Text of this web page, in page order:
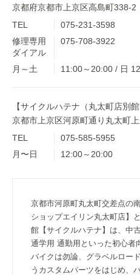
京都府京都市上京区高島町338-2
TEL
075-231-3598
修理専用
ダイアル
075-708-3922
月～土 11:00～20:00 / 日
【サイクルハテナ（丸太町店別館
京都市上京区河原町通り丸太町
TEL
075-585-5955
月〜日
12:00～20:00
京都市河原町丸太町交差点の
ショップエイリン丸太町店】
館【サイクルハテナ】は、中
通学用 通勤用といった初心者
バイクは勿論、グラベルロー
うカスタムパーツをはじめ、